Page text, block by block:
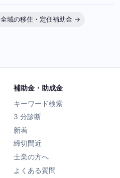
域の移住・定住補助金 →
補助金・助成金
キーワード検索
3 分診断
新着
締切間近
士業の方へ
よくある質問